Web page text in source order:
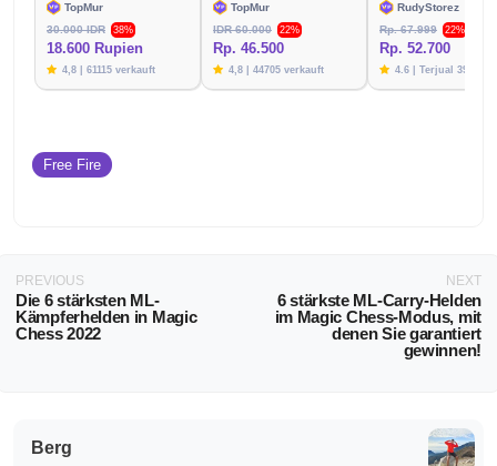
TopMur
30.000 IDR
38%
18.600 Rupien
4,8 | 61115 verkauft
TopMur
IDR 60.000
22%
Rp. 46.500
4,8 | 44705 verkauft
RudyStorez
Rp. 67.999
22%
Rp. 52.700
4.6 | Terjual 39788
Free Fire
PREVIOUS
Die 6 stärksten ML-
Kämpferhelden in Magic
Chess 2022
NEXT
6 stärkste ML-Carry-Helden
im Magic Chess-Modus, mit
denen Sie garantiert
gewinnen!
Berg